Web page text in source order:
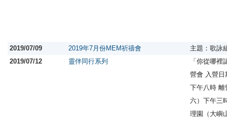
2019/07/09 2019年7月份MEM祈禱會
主題：歌詠
2019/07/12
靈伴同行系列
「你從哪
營會 入營日
下午八時 離
六）下午
理園（大嶼